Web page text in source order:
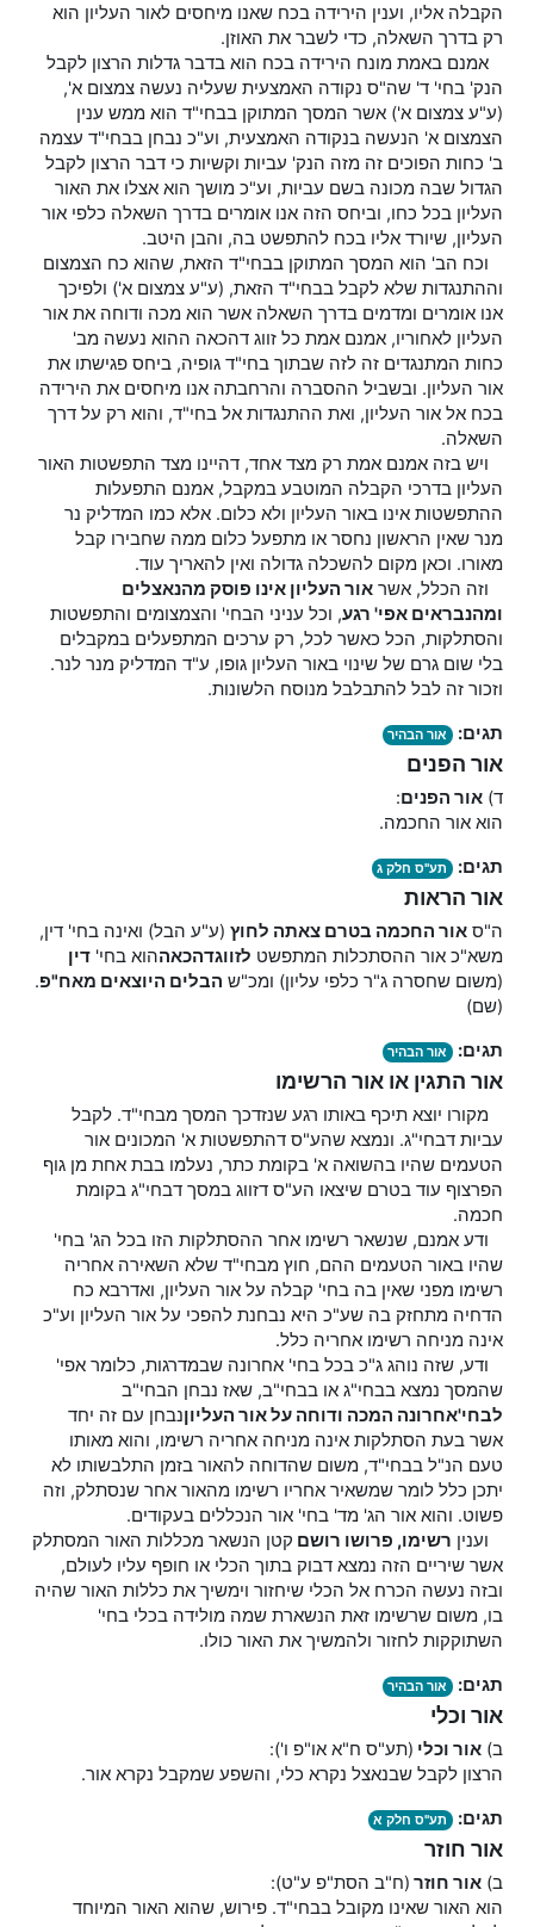
הקבלה אליו, וענין הירידה בכח שאנו מיחסים לאור העליון הוא
רק בדרך השאלה, כדי לשבר את האוזן.
אמנם באמת מונח הירידה בכח הוא בדבר גדלות הרצון לקבל
הנק' בחי' ד' שה"ס נקודה האמצעית שעליה נעשה צמצום א',
(ע"ע צמצום א') אשר המסך המתוקן בבחי"ד הוא ממש ענין
הצמצום א' הנעשה בנקודה האמצעית, וע"כ נבחן בבחי"ד עצמה
ב' כחות הפוכים זה מזה הנק' עביות וקשיות כי דבר הרצון לקבל
הגדול שבה מכונה בשם עביות, וע"כ מושך הוא אצלו את האור
העליון בכל כחו, וביחס הזה אנו אומרים בדרך השאלה כלפי אור
העליון, שיורד אליו בכח להתפשט בה, והבן היטב.
וכח הב' הוא המסך המתוקן בבחי"ד הזאת, שהוא כח הצמצום
וההתנגדות שלא לקבל בבחי"ד הזאת, (ע"ע צמצום א') ולפיכך
אנו אומרים ומדמים בדרך השאלה אשר הוא מכה ודוחה את אור
העליון לאחוריו, אמנם אמת כל זווג דהכאה ההוא נעשה מב'
כחות המתנגדים זה לזה שבתוך בחי"ד גופיה, ביחס פגישתו את
אור העליון. ובשביל ההסברה והרחבתה אנו מיחסים את הירידה
בכח אל אור העליון, ואת ההתנגדות אל בחי"ד, והוא רק על דרך
השאלה.
ויש בזה אמנם אמת רק מצד אחד, דהיינו מצד התפשטות האור
העליון בדרכי הקבלה המוטבע במקבל, אמנם התפעלות
ההתפשטות אינו באור העליון ולא כלום. אלא כמו המדליק נר
מנר שאין הראשון נחסר או מתפעל כלום ממה שחבירו קבל
מאורו. וכאן מקום להשכלה גדולה ואין להאריך עוד.
וזה הכלל, אשראור העליון אינו פוסק מהנאצלים
ומהנבראים אפי' רגע, וכל עניני הבחי' והצמצומים והתפשטות
והסתלקות, הכל כאשר לכל, רק ערכים המתפעלים במקבלים
בלי שום גרם של שינוי באור העליון גופו, ע"ד המדליק מנר לנר.
וזכור זה לבל להתבלבל מנוסח הלשונות.
תגים: אור הבהיר
אור הפנים
ד)אור הפנים:
הוא אור החכמה.
תגים: תע"ס חלק ג
אור הראות
ה"סאור החכמה בטרם צאתה לחוץ (ע"ע הבל) ואינה בחי' דין,
משא"כ אור ההסתכלות המתפשט לזווגדהכאההוא בחי'דין
(משום שחסרה ג"ר כלפי עליון) ומכ"ש הבלים היוצאים מאח"פ.
(שם)
תגים: אור הבהיר
אור התגין או אור הרשימו
מקורו יוצא תיכף באותו רגע שנזדכך המסך מבחי"ד. לקבל
עביות דבחי"ג. ונמצא שהע"ס דהתפשטות א' המכונים אור
הטעמים שהיו בהשואה א' בקומת כתר, נעלמו בבת אחת מן גוף
הפרצוף עוד בטרם שיצאו הע"ס דזווג במסך דבחי"ג בקומת
חכמה.
ודע אמנם, שנשאר רשימו אחר ההסתלקות הזו בכל הג' בחי'
שהיו באור הטעמים ההם, חוץ מבחי"ד שלא השאירה אחריה
רשימו מפני שאין בה בחי' קבלה על אור העליון, ואדרבא כח
הדחיה מתחזק בה שע"כ היא נבחנת להפכי על אור העליון וע"כ
אינה מניחה רשימו אחריה כלל.
ודע, שזה נוהג ג"כ בכל בחי' אחרונה שבמדרגות, כלומר אפי'
שהמסך נמצא בבחי"ג או בבחי"ב, שאז נבחן הבחי"ב
לבחי'אחרונה המכה ודוחה על אור העליוןנבחן עם זה יחד
אשר בעת הסתלקות אינה מניחה אחריה רשימו, והוא מאותו
טעם הנ"ל בבחי"ד, משום שהדוחה להאור בזמן התלבשותו לא
יתכן כלל לומר שמשאיר אחריו רשימו מהאור אחר שנסתלק, וזה
פשוט. והוא אור הג' מד' בחי' אור הנכללים בעקודים.
וענין רשימו, פרושו רושם קטן הנשאר מכללות האור המסתלק
אשר שיריים הזה נמצא דבוק בתוך הכלי או חופף עליו לעולם,
ובזה נעשה הכרח אל הכלי שיחזור וימשיך את כללות האור שהיה
בו, משום שרשימו זאת הנשארת שמה מולידה בכלי בחי'
השתוקקות לחזור ולהמשיך את האור כולו.
תגים: אור הבהיר
אור וכלי
ב)אור וכלי (תע"ס ח"א או"פ ו'):
הרצון לקבל שבנאצל נקרא כלי, והשפע שמקבל נקרא אור.
תגים: תע"ס חלק א
אור חוזר
ב)אור חוזר (ח"ב הסת"פ ע"ט):
הוא האור שאינו מקובל בבחי"ד. פירוש, שהוא האור המיוחד